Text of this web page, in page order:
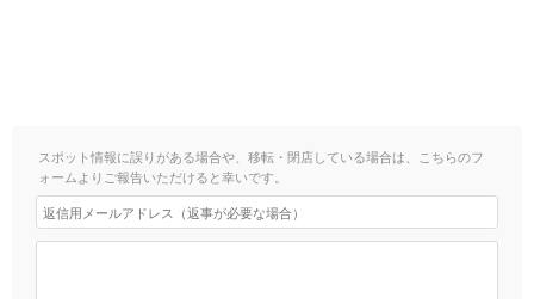
スポット情報に誤りがある場合や、移転・閉店している場合は、こちらのフ
ォームよりご報告いただけると幸いです。